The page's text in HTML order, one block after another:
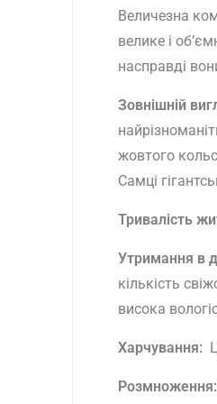
Величезна
велике і
насправді
Зовнішній
жовтого
Самці
Тривалість
Утримання в
кількість
висока
Харчування:
Розмноження: